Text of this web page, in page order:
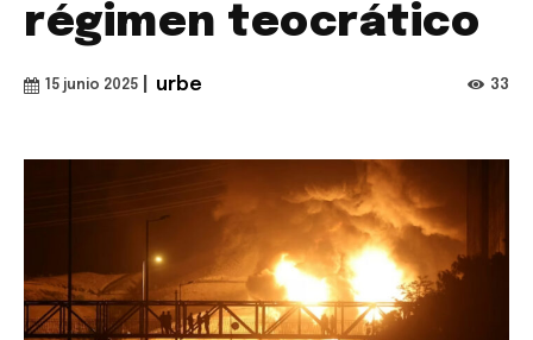
régimen teocrático
15 junio 2025 urbe 33